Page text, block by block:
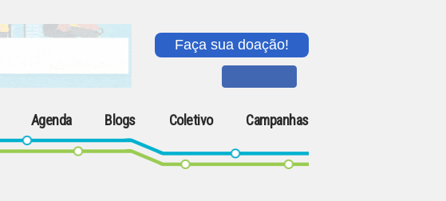
Faça sua doação!
Agenda Blogs Coletivo Campanhas